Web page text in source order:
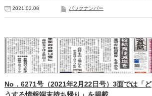
2021.03.08 バックナンバー
No．6271号（2021年2月22日号）3面では「ど